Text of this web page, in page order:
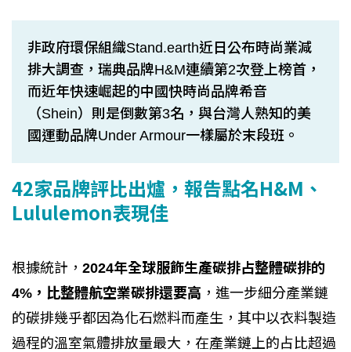
非政府環保組織Stand.earth近日公布時尚業減
排大調查，瑞典品牌H&M連續第2次登上榜首，
而近年快速崛起的中國快時尚品牌希音
（Shein）則是倒數第3名，與台灣人熟知的美
國運動品牌Under Armour一樣屬於末段班。
42家品牌評比出爐，報告點名H&M、
Lululemon表現佳
根據統計， 2024年全球服飾生產碳排占整體碳排的
4%，比整體航空業碳排還要高 ，進一步細分產業鏈
的碳排幾乎都因為化石燃料而產生，其中以衣料製造
過程的溫室氣體排放量最大，在產業鏈上的占比超過